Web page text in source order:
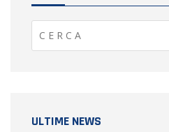
ULTIME NEWS